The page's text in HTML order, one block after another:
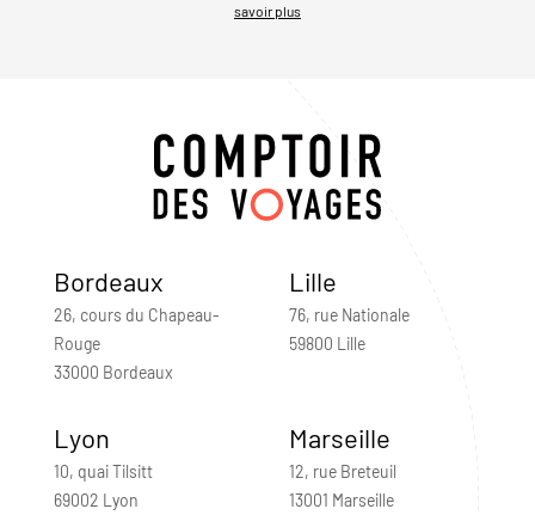
savoir plus
Bordeaux
26, cours du Chapeau-
Rouge
33000 Bordeaux
Lille
76, rue Nationale
59800 Lille
Lyon
10, quai Tilsitt
69002 Lyon
Marseille
12, rue Breteuil
13001 Marseille